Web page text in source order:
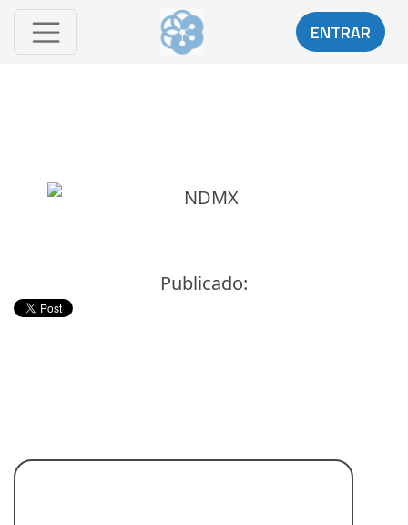
ENTRAR
Publicado: